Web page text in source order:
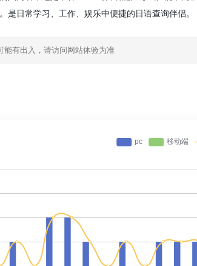
是日常学习、工作、娱乐中便捷的日语查询伴侣。
有出入，请访问网站体验为准